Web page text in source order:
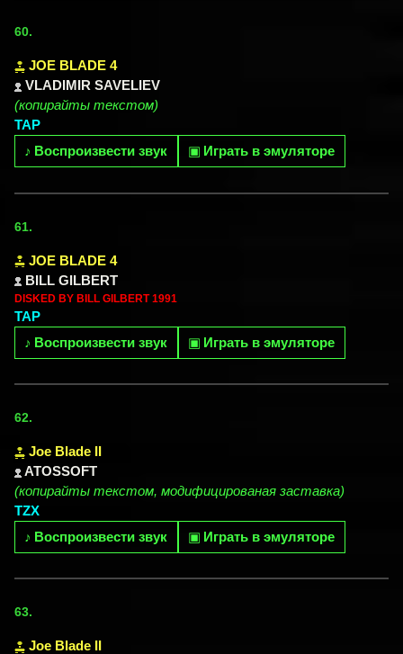
60.
JOE BLADE 4
VLADIMIR SAVELIEV
(копирайты текстом)
TAP
♪ Воспроизвести звук ▣ Играть в эмуляторе
61.
JOE BLADE 4
BILL GILBERT
DISKED BY BILL GILBERT 1991
TAP
♪ Воспроизвести звук ▣ Играть в эмуляторе
62.
Joe Blade II
ATOSSOFT
(копирайты текстом, модифицированая заставка)
TZX
♪ Воспроизвести звук ▣ Играть в эмуляторе
63.
Joe Blade II